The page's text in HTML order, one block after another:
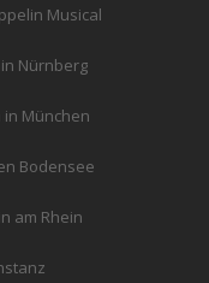
Musical
Nürnberg
München
Bodensee
am Rhein